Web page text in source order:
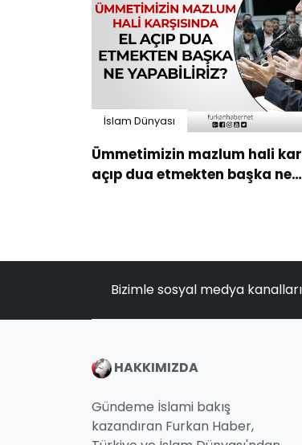
İslam Dünyası
Ümmetimizin mazlum hali
açıp dua etmekten başka ne
Bizimle sosyal medya
HAKKIMIZDA
Gündeme İslami bakış
kazandıran Furkan Haber,